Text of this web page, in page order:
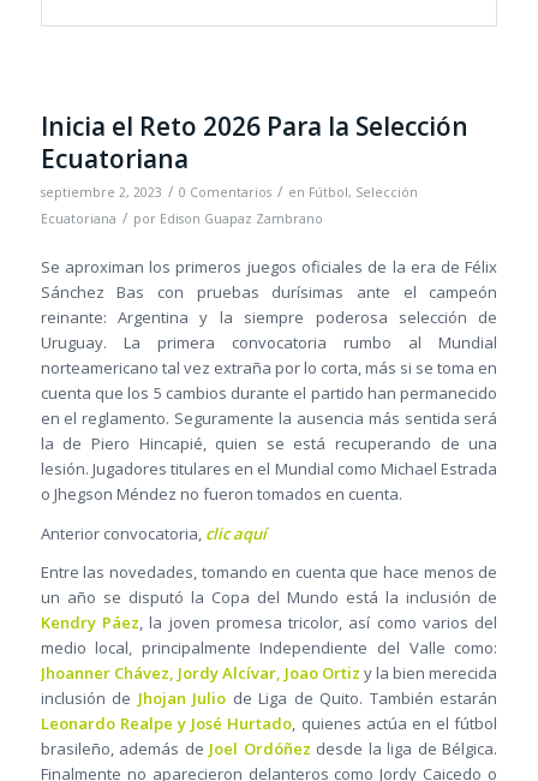
Inicia el Reto 2026 Para la Selección
Ecuatoriana
septiembre 2, 2023 / 0 Comentarios / en Fútbol, Selección
Ecuatoriana / por Edison Guapaz Zambrano
Se aproximan los primeros juegos oficiales de la era de Félix
Sánchez Bas con pruebas durísimas ante el campeón
reinante: Argentina y la siempre poderosa selección de
Uruguay. La primera convocatoria rumbo al Mundial
norteamericano tal vez extraña por lo corta, más si se toma en
cuenta que los 5 cambios durante el partido han permanecido
en el reglamento. Seguramente la ausencia más sentida será
la de Piero Hincapié, quien se está recuperando de una
lesión. Jugadores titulares en el Mundial como Michael Estrada
o Jhegson Méndez no fueron tomados en cuenta.
Anterior convocatoria, clic aquí
Entre las novedades, tomando en cuenta que hace menos de
un año se disputó la Copa del Mundo está la inclusión de
Kendry Páez , la joven promesa tricolor, así como varios del
medio local, principalmente Independiente del Valle como:
Jhoanner Chávez, Jordy Alcívar, Joao Ortiz y la bien merecida
inclusión de Jhojan Julio de Liga de Quito. También estarán
Leonardo Realpe y José Hurtado , quienes actúa en el fútbol
brasileño, además de Joel Ordóñez desde la liga de Bélgica.
Finalmente no aparecieron delanteros como Jordy Caicedo o